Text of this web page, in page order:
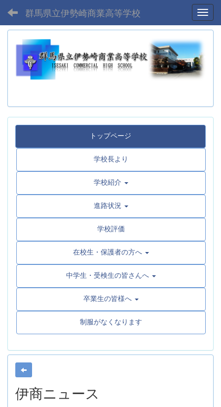
群馬県立伊勢崎商業高等学校
トップページ
学校長より
学校紹介
進路状況
学校評価
在校生・保護者の方へ
中学生・受検生の皆さんへ
卒業生の皆様へ
制服がなくなります
伊商ニュース